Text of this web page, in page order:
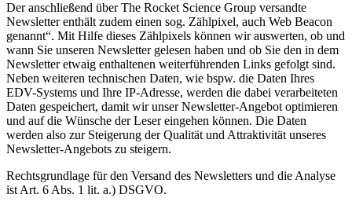
Der anschließend über The Rocket Science Group versandte
Newsletter enthält zudem einen sog. Zählpixel, auch Web Beacon
genannt“. Mit Hilfe dieses Zählpixels können wir auswerten, ob und
wann Sie unseren Newsletter gelesen haben und ob Sie den in dem
Newsletter etwaig enthaltenen weiterführenden Links gefolgt sind.
Neben weiteren technischen Daten, wie bspw. die Daten Ihres
EDV-Systems und Ihre IP-Adresse, werden die dabei verarbeiteten
Daten gespeichert, damit wir unser Newsletter-Angebot optimieren
und auf die Wünsche der Leser eingehen können. Die Daten
werden also zur Steigerung der Qualität und Attraktivität unseres
Newsletter-Angebots zu steigern.
Rechtsgrundlage für den Versand des Newsletters und die Analyse
ist Art. 6 Abs. 1 lit. a.) DSGVO.